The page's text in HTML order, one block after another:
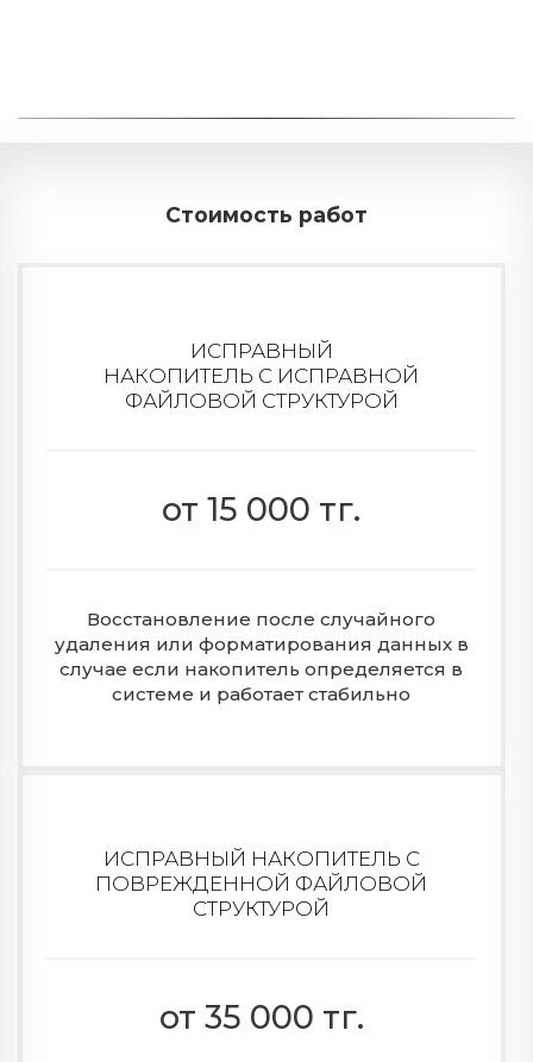
Стоимость работ
ИСПРАВНЫЙ
НАКОПИТЕЛЬ С ИСПРАВНОЙ
ФАЙЛОВОЙ СТРУКТУРОЙ
от 15 000 тг.
Восстановление после случайного
удаления или форматирования данных в
случае если накопитель определяется в
системе и работает стабильно
ИСПРАВНЫЙ НАКОПИТЕЛЬ С
ПОВРЕЖДЕННОЙ ФАЙЛОВОЙ
СТРУКТУРОЙ
от 35 000 тг.